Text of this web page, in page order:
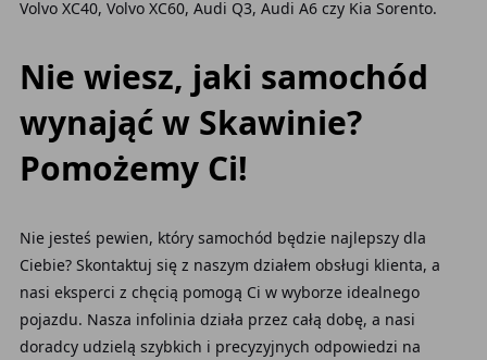
Volvo XC40, Volvo XC60, Audi Q3, Audi A6 czy Kia Sorento.
Nie wiesz, jaki samochód
wynająć w Skawinie?
Pomożemy Ci!
Nie jesteś pewien, który samochód będzie najlepszy dla
Ciebie? Skontaktuj się z naszym działem obsługi klienta, a
nasi eksperci z chęcią pomogą Ci w wyborze idealnego
pojazdu. Nasza infolinia działa przez całą dobę, a nasi
doradcy udzielą szybkich i precyzyjnych odpowiedzi na